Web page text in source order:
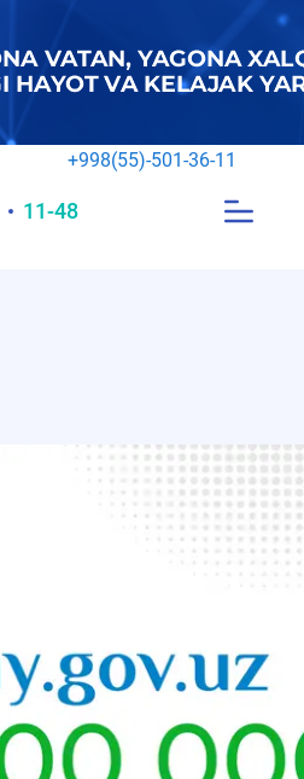
+998(55)-501-36-11
11-48